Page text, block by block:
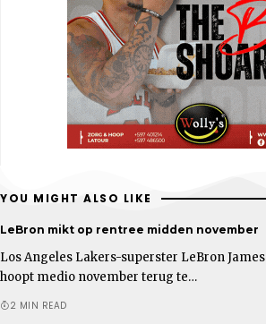
YOU MIGHT ALSO LIKE
LeBron mikt op rentree midden november
Los Angeles Lakers-superster LeBron James
hoopt medio november terug te…
2 MIN READ